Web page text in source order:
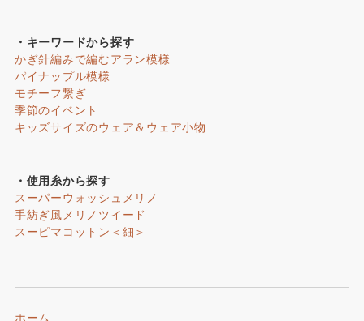
・キーワードから探す
かぎ針編みで編むアラン模様
パイナップル模様
モチーフ繋ぎ
季節のイベント
キッズサイズのウェア＆ウェア小物
・使用糸から探す
スーパーウォッシュメリノ
手紡ぎ風メリノツイード
スーピマコットン＜細＞
ホーム